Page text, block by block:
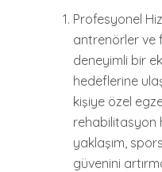
Profesyonel
antrenörler ve
deneyimli bir
hedeflerine
kişiye özel
rehabilitasyon
yaklaşım,
güvenini